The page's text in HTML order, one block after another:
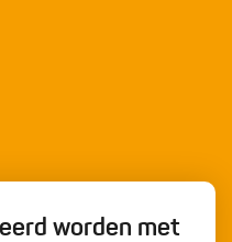
worden met